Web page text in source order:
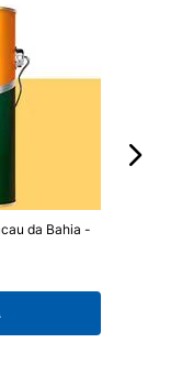
da Bahia -